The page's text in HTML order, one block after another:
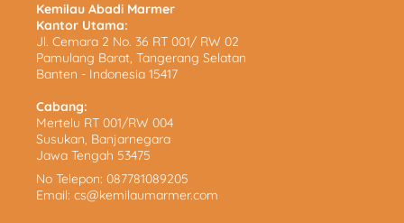
Kemilau Abadi Marmer
Kantor Utama:
Jl. Cemara 2 No. 36 RT 001/ RW 02
Pamulang Barat, Tangerang Selatan
Banten - Indonesia 15417
Cabang:
Mertelu RT 001/RW 004
Susukan, Banjarnegara
Jawa Tengah 53475
No Telepon: 087781089205
Email: cs@kemilaumarmer.com